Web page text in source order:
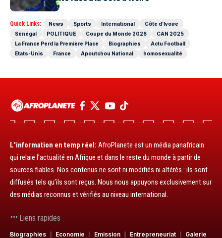
Quick Links: News Sports International
Côte d'Ivoire
Sénégal
POLITIQUE Coupe du Monde 2026
CAN 2025
La France Perd la Première Place
Biographies
Actu Football
Etats-Unis
France Apoutchou National homosexualité
L'information en temp réel: AfroPlanete est un média panafricain
qui relaie l’actualité en Afrique et dans le reste du monde à partir de
sources fiables. Nos contenus ne sont ni modifiés ni altérés : ils sont
diffusés tels qu’ils sont reçus. Nous nous appuyons exclusivement sur
des médias reconnus et vérifiés au niveau international.
Liens rapides
Biographies Economie Emission Entrepreneuriat Galerie